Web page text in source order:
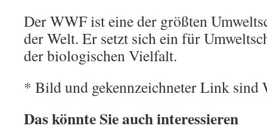
Der WWF ist eine der größten
der Welt. Er setzt sich ein für
der biologischen Vielfalt.
* Bild und gekennzeichneter Link sind
Das könnte Sie auch interessieren